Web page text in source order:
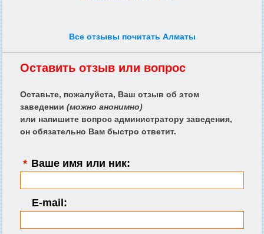
Все отзывы почитать Алматы
Оставить отзыв или вопрос
Оставьте, пожалуйста, Ваш отзыв об этом
заведении (можно анонимно)
или напишите вопрос администратору заведения,
он обязательно Вам быстро ответит.
* Ваше имя или ник:
E-mail: